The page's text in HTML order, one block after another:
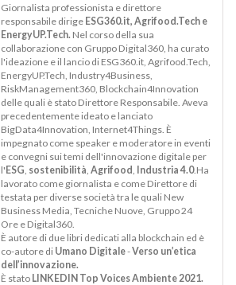
Giornalista professionista e direttore
responsabile dirige ESG360.it, Agrifood.Tech e
EnergyUP.Tech. Nel corso della sua
collaborazione con Gruppo Digital360, ha curato
l'ideazione e il lancio di ESG360.it, Agrifood.Tech,
EnergyUP.Tech, Industry4Business,
RiskManagement360, Blockchain4Innovation
delle quali è stato Direttore Responsabile. Aveva
precedentemente ideato e lanciato
BigData4Innovation, Internet4Things. È
impegnato come speaker e moderatore in eventi
e convegni sui temi dell'innovazione digitale per
l' ESG sostenibilità Agrifood Industria 4.0.Ha
lavorato come giornalista e come Direttore di
testata per diverse società tra le quali New
Business Media, Tecniche Nuove, Gruppo 24
Ore e Digital360.
È autore di due libri dedicati alla blockchain ed è
co-autore di Umano Digitale-Verso un’etica
dell’innovazione.
È stato LINKEDIN Top Voices Ambiente 2021.